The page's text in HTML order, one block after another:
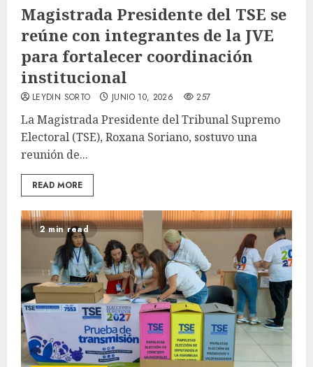
Magistrada Presidente del TSE se
reúne con integrantes de la JVE
para fortalecer coordinación
institucional
LEYDIN SORTO JUNIO 10, 2026 257
La Magistrada Presidente del Tribunal Supremo
Electoral (TSE), Roxana Soriano, sostuvo una
reunión de...
READ MORE
2 min read